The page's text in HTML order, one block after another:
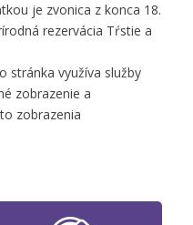
je zvonica z konca 18.
rezervácia Tŕstie a
stránka využíva služby
zobrazenie a
zobrazenia